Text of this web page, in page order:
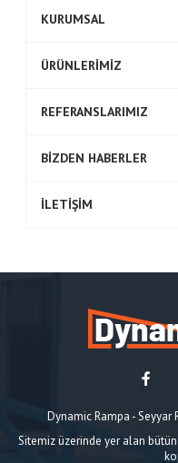
KURUMSAL
ÜRÜNLERİMİZ
REFERANSLARIMIZ
BİZDEN HABERLER
İLETİŞİM
Dynamic Rampa - Seyyar
Sitemiz üzerinde yer alan